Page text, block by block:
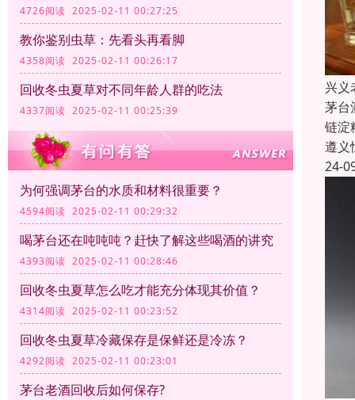
4726阅读 2025-02-11 00:27:25
教你鉴别虫草：先看头再看脚
4358阅读 2025-02-11 00:26:17
回收冬虫夏草对不同年龄人群的吃法
4337阅读 2025-02-11 00:25:39
为何强调茅台的水质和材料很重要？
4594阅读 2025-02-11 00:29:32
喝茅台还在吨吨吨？赶快了解这些喝酒的讲究
4393阅读 2025-02-11 00:28:46
回收冬虫夏草怎么吃才能充分体现其价值？
4314阅读 2025-02-11 00:23:52
回收冬虫夏草冷藏保存是保鲜还是冷冻？
4292阅读 2025-02-11 00:23:01
茅台老酒回收后如何保存?
兴义
茅台
链淀
遵义
24-